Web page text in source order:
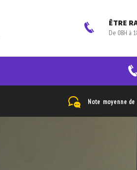
ÊTRE
De 08H à
Note moyenne